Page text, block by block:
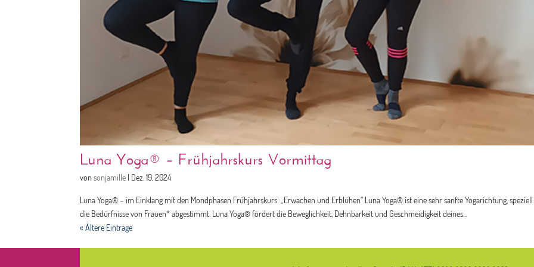
Luna Yoga® – Frühjahrskurs Vormittag
vonsonjamille | Dez. 19, 2024
Luna Yoga® – im Einklang mit den Mondphasen Frühjahrskurs: „Erwachen und Erblühen“ Luna Yoga® ist eine sehr sanfte Yogarichtung,
die Bedürfnisse von Frauen* abgestimmt. Luna Yoga® fördert die Beweglichkeit, Dehnbarkeit und Geschmeidigkeit deines...
« Ältere Einträge